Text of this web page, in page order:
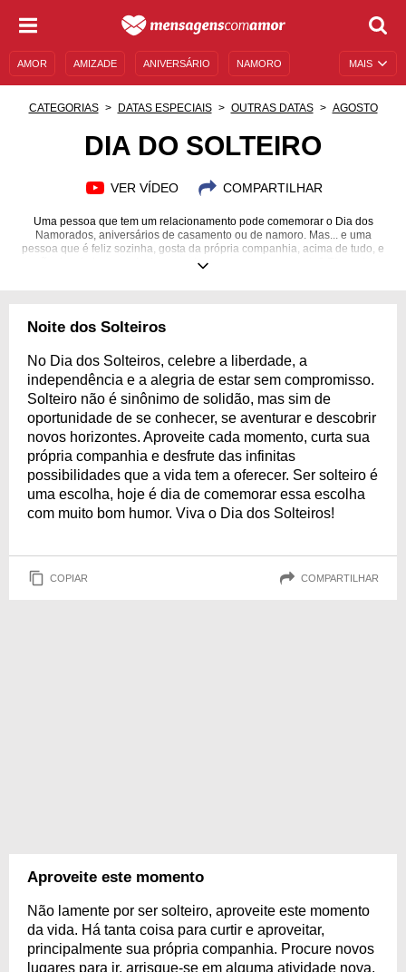
MAIS
AMOR AMIZADE ANIVERSÁRIO NAMORO
CATEGORIAS DATAS ESPECIAIS OUTRAS DATAS AGOSTO
DIA DO SOLTEIRO
VER VÍDEO COMPARTILHAR
Uma pessoa que tem um relacionamento pode comemorar o Dia dos
Namorados, aniversários de casamento ou de namoro. Mas... e uma
pessoa que é feliz sozinha, gosta da própria companhia, acima de tudo, e
não deseja ter um relacionamento amoroso por enquanto? Ela pode
se sentir completo! Aproveite o poder dessa comemoração e transforme-
Noite dos Solteiros
No Dia dos Solteiros, celebre a liberdade, a
independência e a alegria de estar sem compromisso.
Solteiro não é sinônimo de solidão, mas sim de
oportunidade de se conhecer, se aventurar e descobrir
novos horizontes. Aproveite cada momento, curta sua
própria companhia e desfrute das infinitas
possibilidades que a vida tem a oferecer. Ser solteiro é
uma escolha, hoje é dia de comemorar essa escolha
com muito bom humor. Viva o Dia dos Solteiros!
COPIAR COMPARTILHAR
Aproveite este momento
Não lamente por ser solteiro, aproveite este momento
da vida. Há tanta coisa para curtir e aproveitar,
principalmente sua própria companhia. Procure novos
lugares para ir, arrisque-se em alguma atividade nova,